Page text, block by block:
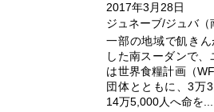
2017年3月28日
ジュネーブ/ジュバ（
一部の地域で飢き
した南スーダンで、
は世界食糧計画（
団体とともに、3万
14万5,000人へ命を